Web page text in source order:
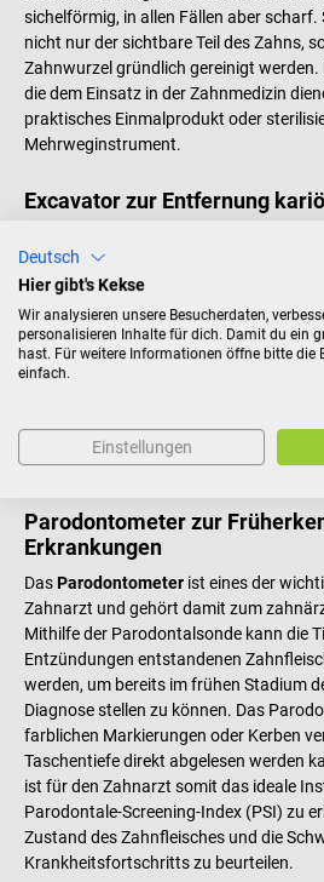
sichelförmig, in allen Fällen aber scharf.
nicht nur der sichtbare Teil des Zahns,
Zahnwurzel gründlich gereinigt werden.
die dem Einsatz in der Zahnmedizin
praktisches Einmalprodukt oder
Mehrweginstrument.
Excavator zur Entfernung
Doppelkopfinstrument und dient zum
in der Nähe der Pulpa. Seinen Namen
Bagger) erhält das zahnmedizinische
Funktionsweise: Kariöses Gewebe wird
Löffelchen, die sich an beiden
unterschiedlichen Größen erhältlich.
in genau der Stärke, die du für die
Parodontometer zur
Erkrankungen
DasParodontometer ist eines der
Zahnarzt und gehört damit zum
Mithilfe der Parodontalsonde kann die
Entzündungen entstandenen
werden, um bereits im frühen Stadium
Diagnose stellen zu können. Das
farblichen Markierungen oder Kerben
Taschentiefe direkt abgelesen werden
ist für den Zahnarzt somit das ideale
Parodontale-Screening-Index (PSI) zu
Zustand des Zahnfleisches und die
Krankheitsfortschritts zu beurteilen.
Deutsch
Hier gibt's Kekse
Wir analysieren unsere Besucherdaten,
personalisieren Inhalte für dich. Damit du ein
hast. Für weitere Informationen öffne bitte die
einfach.
Einstellungen